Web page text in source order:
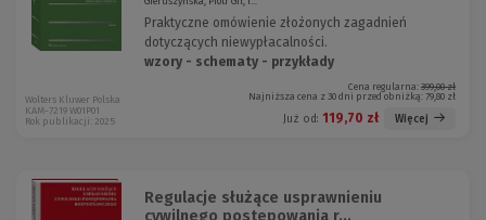
Praktyczne omówienie złożonych zagadnień
dotyczących niewypłacalności.
wzory - schematy - przykłady
Cena regularna: 399,00 zł
Najniższa cena z 30 dni przed obniżką: 79,80 zł
Już od: 119,70 zł Więcej
Wolters Kluwer Polska
KAM-7219 W01P01
Rok publikacji: 2025
Regulacje służące usprawnieniu
cywilnego postępowania r...